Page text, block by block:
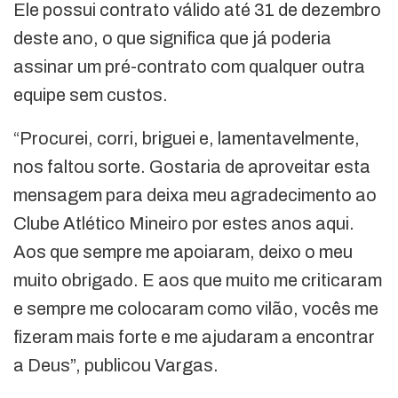
Ele possui contrato válido até 31 de dezembro
deste ano, o que significa que já poderia
assinar um pré-contrato com qualquer outra
equipe sem custos.
“Procurei, corri, briguei e, lamentavelmente,
nos faltou sorte. Gostaria de aproveitar esta
mensagem para deixa meu agradecimento ao
Clube Atlético Mineiro por estes anos aqui.
Aos que sempre me apoiaram, deixo o meu
muito obrigado. E aos que muito me criticaram
e sempre me colocaram como vilão, vocês me
fizeram mais forte e me ajudaram a encontrar
a Deus”, publicou Vargas.